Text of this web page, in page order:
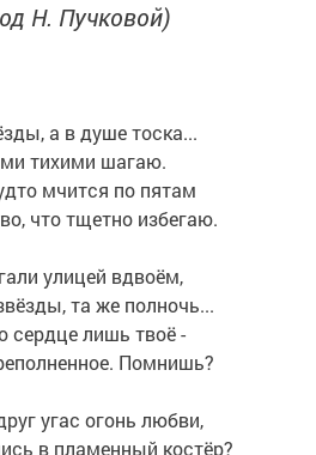
Н. Пучковой)
а в душе тоска...
тихими шагаю.
мчится по пятам
что тщетно избегаю.
улицей вдвоём,
та же полночь...
сердце лишь твоё -
Помнишь?
угас огонь любви,
в пламенный костёр?